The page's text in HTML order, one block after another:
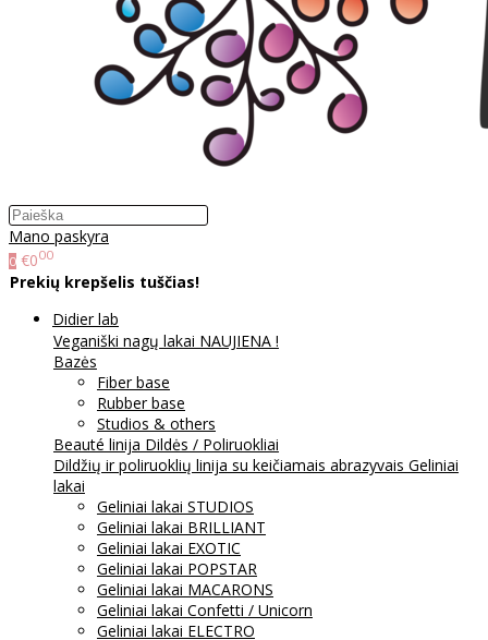
Mano paskyra
0 €000
Prekių krepšelis tuščias!
Didier lab
Veganiški nagų lakai NAUJIENA !
Bazės
Fiber base
Rubber base
Studios & others
Beauté linija Dildės / Poliruokliai
Dildžių ir poliruoklių linija su keičiamais abrazyvais Geliniai
lakai
Geliniai lakai STUDIOS
Geliniai lakai BRILLIANT
Geliniai lakai EXOTIC
Geliniai lakai POPSTAR
Geliniai lakai MACARONS
Geliniai lakai Confetti / Unicorn
Geliniai lakai ELECTRO